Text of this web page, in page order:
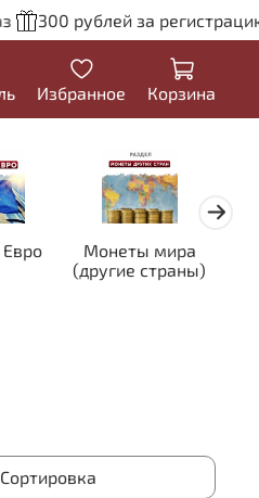
300 рублей за регистрацию
Избранное Корзина
Монеты мира
(другие страны)